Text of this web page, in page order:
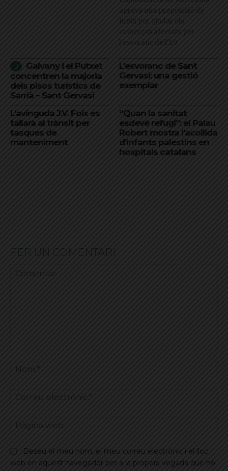
aprova una proposició de
Junts per ajudar els
comerços afectats per
l'esvoranc de l'L9
Galvany i el Putxet
concentren la majoria
dels pisos turístics de
Sarrià – Sant Gervasi
L’esvoranc de Sant
Gervasi: una gestió
exemplar
L’avinguda J.V. Foix es
tallarà al trànsit per
tasques de
manteniment
“Quan la sanitat
esdevé refugi”: el Palau
Robert mostra l’acollida
d’infants palestins en
hospitals catalans
FER UN COMENTARI
Deseu el meu nom, el meu correu electrònic i el lloc
web en aquest navegador per a la propera vegada que ho